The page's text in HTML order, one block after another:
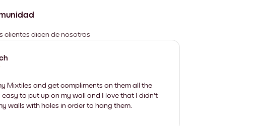
clientes dicen de nosotros
Mixtiles and get compliments on them all the
easy to put up on my wall and I love that I didn't
walls with holes in order to hang them.